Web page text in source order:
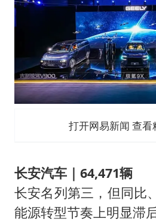
打开网易新闻 查看
长安汽车｜64,471辆
长安名列第三，但同比
能源转型节奏上明显滞后